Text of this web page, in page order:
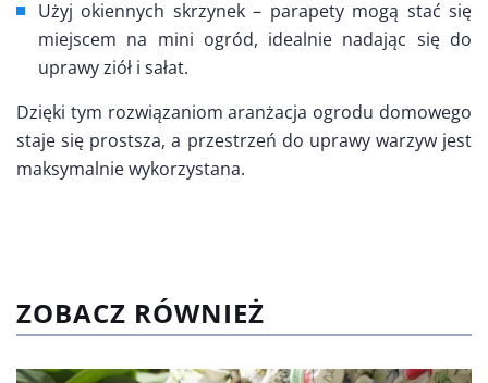
Użyj okiennych skrzynek – parapety mogą stać się
miejscem na mini ogród, idealnie nadając się do
uprawy ziół i sałat.
Dzięki tym rozwiązaniom aranżacja ogrodu domowego
staje się prostsza, a przestrzeń do uprawy warzyw jest
maksymalnie wykorzystana.
ZOBACZ RÓWNIEŻ